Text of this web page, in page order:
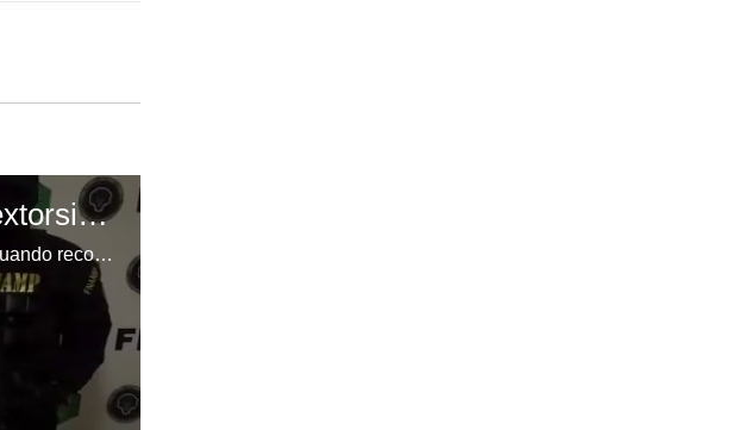
Capturan pareja que recolectaba dinero de extorsión a transportistas
Un cabecilla de la MS-13 y una mujer fueron detenidos este domingo cuando recolectaban dinero producto de la extorsión a transportistas y negocios en el bulevar del Norte, en Comayagüela.